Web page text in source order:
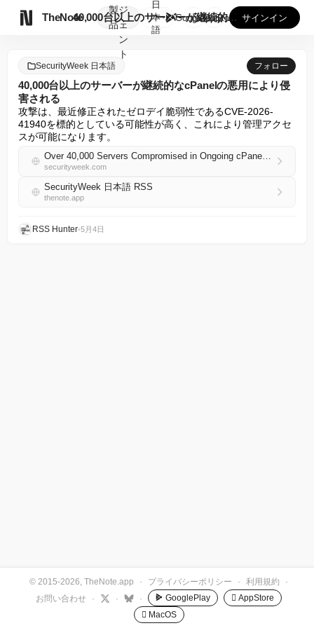
TheNote
製
品
ジ
ェ
ン
ト
40,000台以上のサーバーが継続的なcPanelの悪用によ...
日
本
語
GooglePlay
AppStore サインイン
SecurityWeek 日本語 フォロー
40,000台以上のサーバーが継続的なcPanelの悪用により侵
害される
攻撃は、最近修正されたゼロデイ脆弱性であるCVE-2026-
41940を標的としている可能性が高く、これにより管理アクセ
スが可能になります。
Over 40,000 Servers Compromised in Ongoing cPanel Exploitation
securityweek.com
SecurityWeek 日本語 RSS
thenote.app
RSS Hunter•5月4日
© 2015-2026, TheNote.app · プライバシーポリシー · 利用規約
·
お問い合わせ
· · · GooglePlay
 AppStore
 MacOS